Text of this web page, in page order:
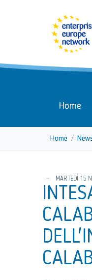
Vai ai contenuti
Menu di navigazione
Home
Home
MARTEDÌ 15